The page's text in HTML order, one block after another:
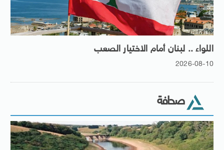
اللواء .. لبنان أمام الاختيار الصعب
2026-08-10
صحافة